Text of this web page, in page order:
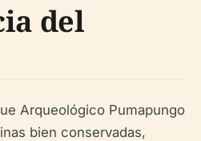
del
Arqueológico Pumapungo
bien conservadas,